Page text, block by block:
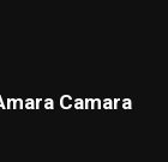
Camara